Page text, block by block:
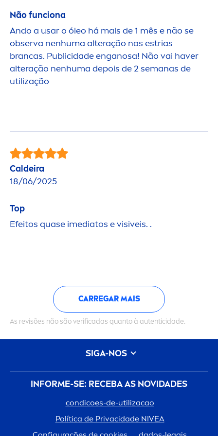
Não funciona
Ando a usar o óleo há mais de 1 mês e não se
observa nenhuma alteração nas estrias
brancas. Publicidade enganosa! Não vai haver
alteração nenhuma depois de 2 semanas de
utilização
Caldeira
18/06/2025
Top
Efeitos quase imediatos e visiveis. .
CARREGAR MAIS
As revisões não são verificadas quanto à autenticidade.
INFORME-SE: RECEBA AS NOVIDADES
condicoes-de-utilizacao
Política de Privacidade NIVEA
SIGA-NOS